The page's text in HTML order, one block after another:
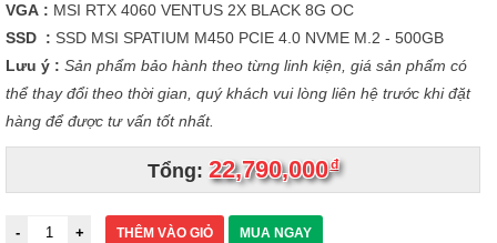
VGA : MSI RTX 4060 VENTUS 2X BLACK 8G OC
SSD : SSD MSI SPATIUM M450 PCIE 4.0 NVME M.2 - 500GB
Lưu ý : Sản phẩm bảo hành theo từng linh kiện, giá sản phẩm có
thể thay đổi theo thời gian, quý khách vui lòng liên hệ trước khi đặt
hàng để được tư vấn tốt nhất.
Tổng: 22,790,000đ
THÊM VÀO GIỎ MUA NGAY